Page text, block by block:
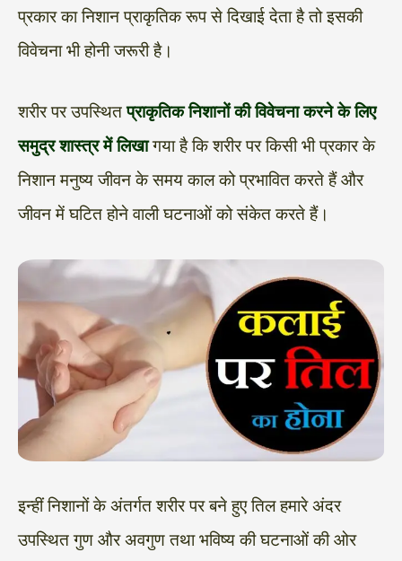
A
p
r
o
o
e
d
i
प्रकार का निशान प्राकृतिक रूप से दिखाई देता है तो इसकी
विवेचना भी होनी जरूरी है।
शरीर पर उपस्थितप्राकृतिक निशानों की विवेचना करने के लिए
समुद्र शास्त्र में लिखागया है कि शरीर पर किसी भी प्रकार के
निशान मनुष्य जीवन के समय काल को प्रभावित करते हैं और
जीवन में घटित होने वाली घटनाओं को संकेत करते हैं।
इन्हीं निशानों के अंतर्गत शरीर पर बने हुए तिल हमारे अंदर
उपस्थित गुण और अवगुण तथा भविष्य की घटनाओं की ओर